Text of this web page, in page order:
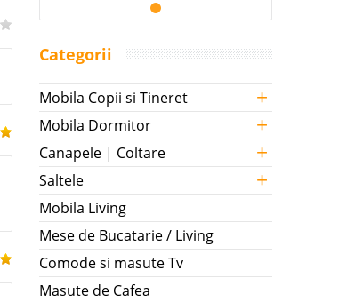
Categorii
Mobila Copii si Tineret +
Mobila Dormitor +
Canapele | Coltare +
Saltele +
Mobila Living
Mese de Bucatarie / Living
Comode si masute Tv
Masute de Cafea